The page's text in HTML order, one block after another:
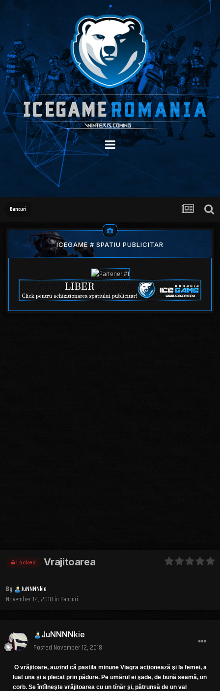
Bancuri
ICEGAME # SPATIU PUBLICITAR
Locked Vrajitoarea
By
JuNNNNkie
November 12, 2018 in Bancuri
JuNNNNkie
Posted November 12, 2018
O vrăjitoare, auzind că pastila minune Viagra acţionează şi la femei, a
luat una şi a plecat prin pădure. Pe umărul ei şade, de bună seamă, un
corb. Se întîlneşte vrăjitoarea cu un tînăr şi, pătrunsă de un val